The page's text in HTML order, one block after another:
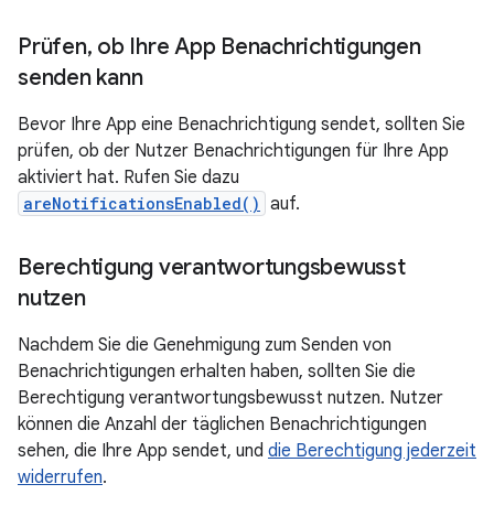
Prüfen, ob Ihre App Benachrichtigungen
senden kann
Bevor Ihre App eine Benachrichtigung sendet, sollten Sie
prüfen, ob der Nutzer Benachrichtigungen für Ihre App
aktiviert hat. Rufen Sie dazu
areNotificationsEnabled() auf.
Berechtigung verantwortungsbewusst
nutzen
Nachdem Sie die Genehmigung zum Senden von
Benachrichtigungen erhalten haben, sollten Sie die
Berechtigung verantwortungsbewusst nutzen. Nutzer
können die Anzahl der täglichen Benachrichtigungen
sehen, die Ihre App sendet, und die Berechtigung jederzeit
widerrufen.